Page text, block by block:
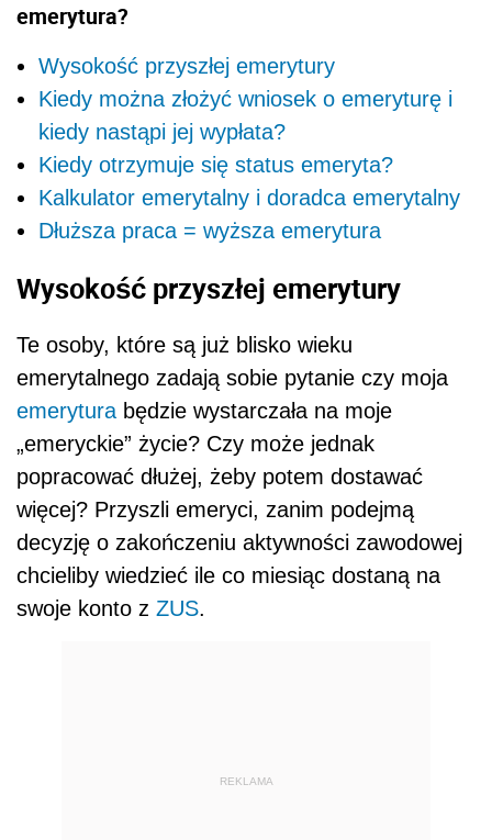
emerytura?
Wysokość przyszłej emerytury
Kiedy można złożyć wniosek o emeryturę i
kiedy nastąpi jej wypłata?
Kiedy otrzymuje się status emeryta?
Kalkulator emerytalny i doradca emerytalny
Dłuższa praca = wyższa emerytura
Wysokość przyszłej emerytury
Te osoby, które są już blisko wieku
emerytalnego zadają sobie pytanie czy moja
emerytura będzie wystarczała na moje
„emeryckie” życie? Czy może jednak
popracować dłużej, żeby potem dostawać
więcej? Przyszli emeryci, zanim podejmą
decyzję o zakończeniu aktywności zawodowej
chcieliby wiedzieć ile co miesiąc dostaną na
swoje konto z ZUS.
REKLAMA